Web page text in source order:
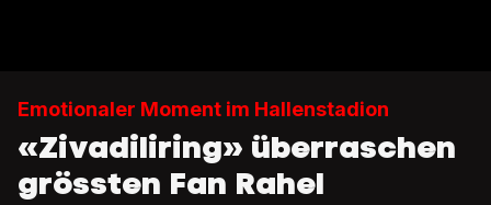
Emotionaler Moment im Hallenstadion
«Zivadiliring» überraschen
grössten Fan Rahel